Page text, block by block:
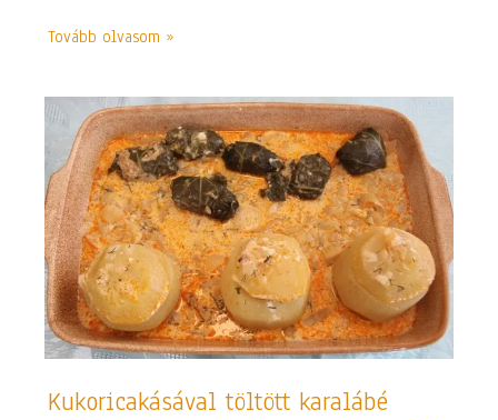
Tovább olvasom »
Kukoricakásával töltött karalábé
Kukoricakásával